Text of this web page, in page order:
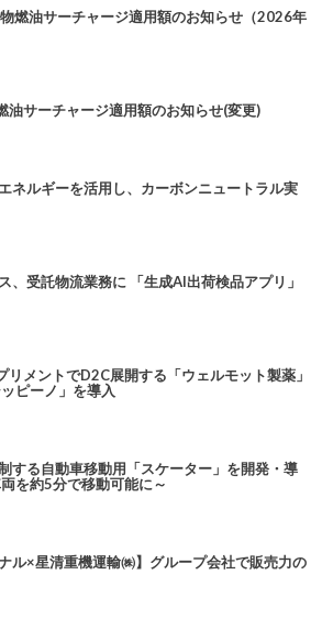
燃油サーチャージ適用額のお知らせ（2026年
サーチャージ適用額のお知らせ(変更)
ネルギーを活用し、カーボンニュートラル実
、受託物流業務に 「生成AI出荷検品アプリ」
リメントでD2C展開する「ウェルモット製薬」
ピーノ」を導入
する自動車移動用「スケーター」を開発・導
を約5分で移動可能に～
ル×星清重機運輸㈱】グループ会社で販売力の